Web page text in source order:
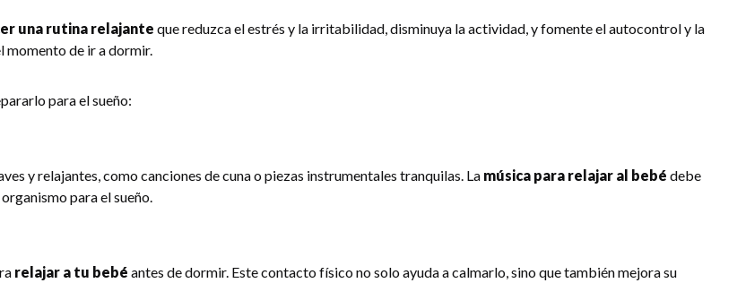
una rutina relajante que reduzca el estrés y la irritabilidad, disminuya la actividad, y fomente el autocontrol y la
momento de ir a dormir.
para el sueño:
y relajantes, como canciones de cuna o piezas instrumentales tranquilas. La música para relajar al bebé debe
para el sueño.
relajar a tu bebé antes de dormir. Este contacto físico no solo ayuda a calmarlo, sino que también mejora su